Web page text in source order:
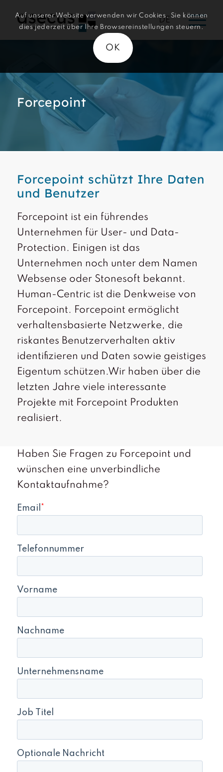
DE
Forcepoint
Forcepoint schützt Ihre Daten
und Benutzer
Forcepoint ist ein führendes
Unternehmen für User- und Data-
Protection. Einigen ist das
Unternehmen noch unter dem Namen
Websense oder Stonesoft bekannt.
Human-Centric ist die Denkweise von
Forcepoint. Forcepoint ermöglicht
verhaltensbasierte Netzwerke, die
riskantes Benutzerverhalten aktiv
identifizieren und Daten sowie geistiges
Eigentum schützen.Wir haben über die
letzten Jahre viele interessante
Projekte mit Forcepoint Produkten
realisiert.
Haben Sie Fragen zu Forcepoint und
wünschen eine unverbindliche
Kontaktaufnahme?
Auf unserer Website verwenden wir Cookies. Sie können
dies jederzeit über Ihre Browsereinstellungen steuern.
OK